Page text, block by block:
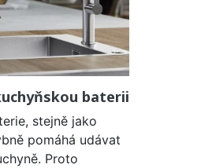
baterii
stejně jako
pomáhá udávat
Proto